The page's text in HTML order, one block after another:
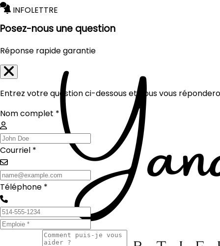
INFOLETTRE
Posez-nous une question
Réponse rapide garantie
Entrez votre question ci-dessous et nous vous
Nom complet *
Courriel *
Téléphone *